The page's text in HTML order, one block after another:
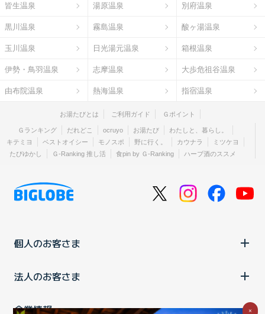
皆生温泉 湯原温泉 別府温泉
黒川温泉 霧島温泉 酸ヶ湯温泉
玉川温泉 日光湯元温泉 箱根温泉
伊勢・鳥羽温泉 志摩温泉 大歩危祖谷温泉
由布院温泉 熱海温泉 指宿温泉
お湯たびとは ご利用ガイド Ｇポイント
Ｇランキング だれどこ ocruyo お湯たび
わたしと、暮らし。
キテミヨ
ベストオイシー モノスポ 野に行く。 カウナラ
ミツケヨ
たびゆかし
Ｇ-Ranking 推し活 食pin by Ｇ-Ranking ハーブ酒のススメ
個人のお客さま
法人のお客さま
企業情報 ×